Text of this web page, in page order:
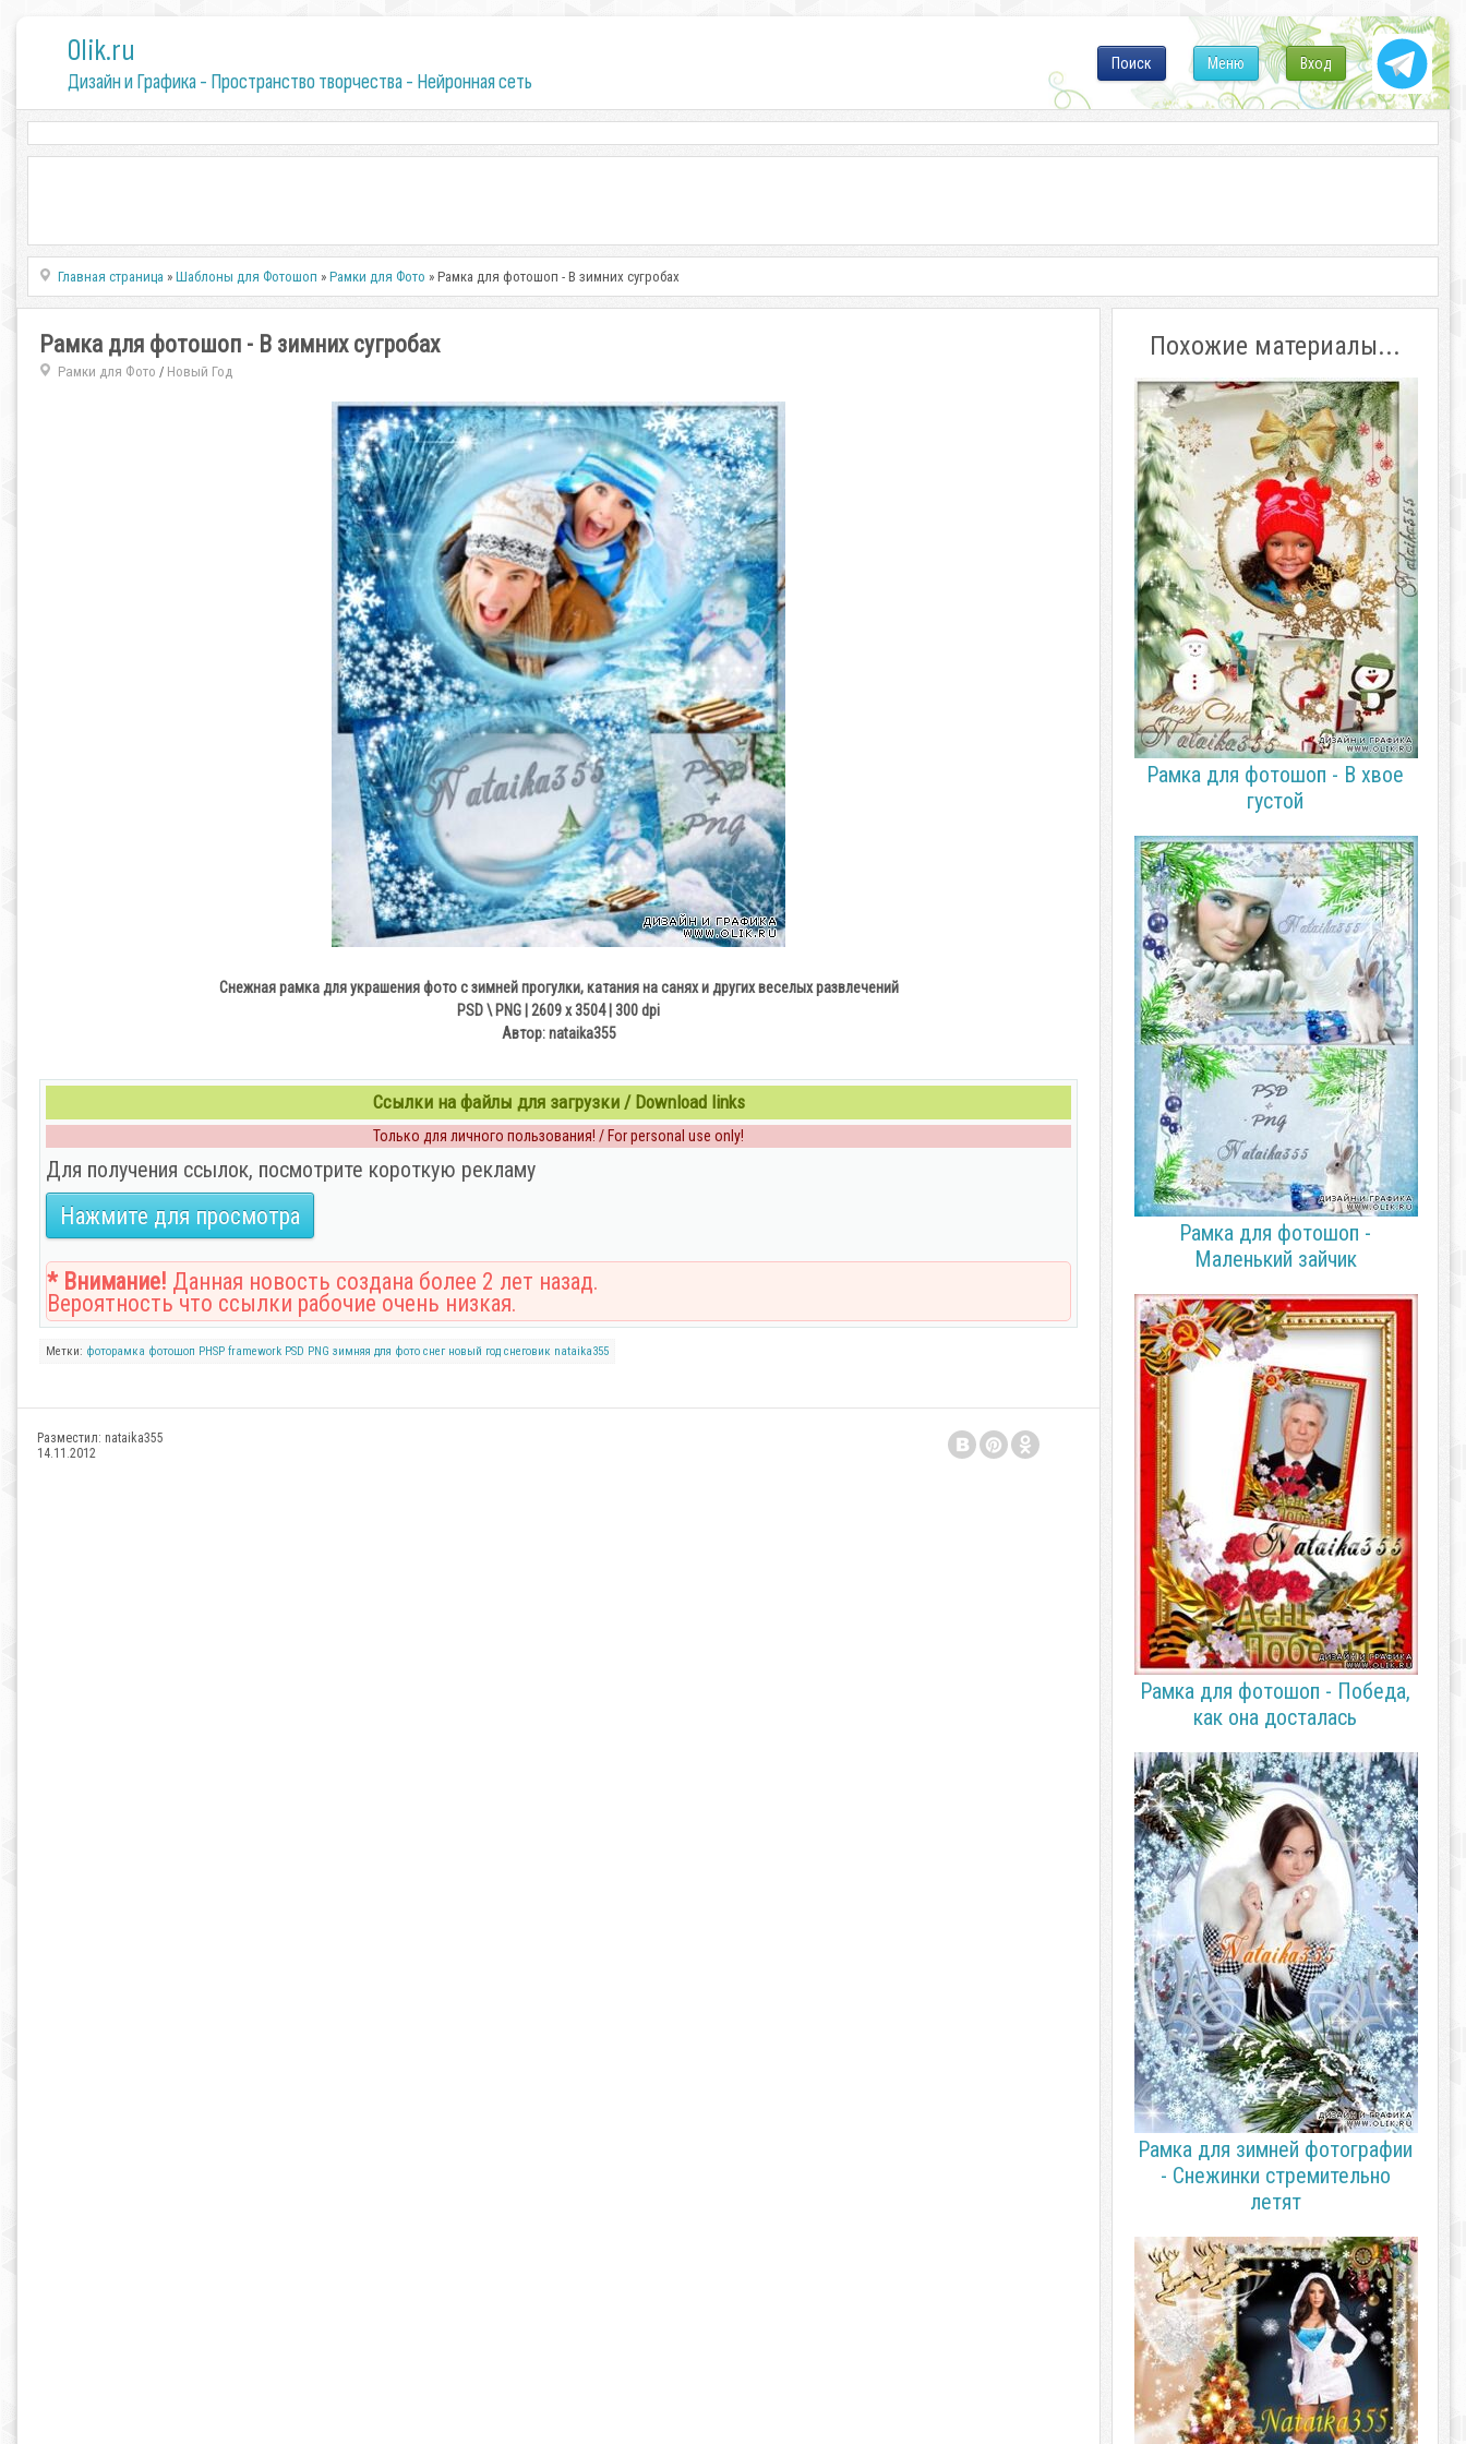
0lik.ru
Дизайн и Графика - Пространство творчества - Нейронная сеть
Вход
Меню
Поиск
Главная страница »Шаблоны для Фотошоп »Рамки для Фото » Рамка для фотошоп - В зимних сугробах
Рамка для фотошоп - В зимних сугробах
Рамки для Фото / Новый Год
Снежная рамка для украшения фото с зимней прогулки, катания на санях и других веселых развлечений
PSD \ PNG | 2609 x 3504 | 300 dpi
Автор: nataika355
Ссылки на файлы для загрузки / Download links
Только для личного пользования! / For personal use only!
Для получения ссылок, посмотрите короткую рекламу
Нажмите для просмотра
* Внимание! Данная новость создана более 2 лет назад.
Вероятность что ссылки рабочие очень низкая.
Метки: фоторамка фотошоп PHSP framework PSD PNG зимняя для фото снег новый год снеговик nataika355
Разместил: nataika355
14.11.2012
Похожие материалы...
Рамка для фотошоп - В хвое
густой
Рамка для фотошоп -
Маленький зайчик
Рамка для фотошоп - Победа,
как она досталась
Рамка для зимней фотографии
- Снежинки стремительно
летят